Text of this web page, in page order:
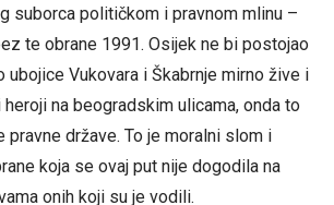
suborca političkom i pravnom mlinu –
te obrane 1991. Osijek ne bi postojao
Vukovara i Škabrnje mirno žive i
na beogradskim ulicama, onda to
pravne države. To je moralni slom i
koja se ovaj put nije dogodila na
onih koji su je vodili.